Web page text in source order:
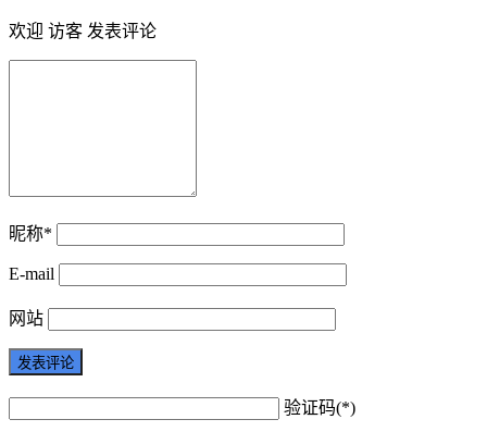
欢迎 访客 发表评论
昵称*
E-mail
网站
验证码(*)